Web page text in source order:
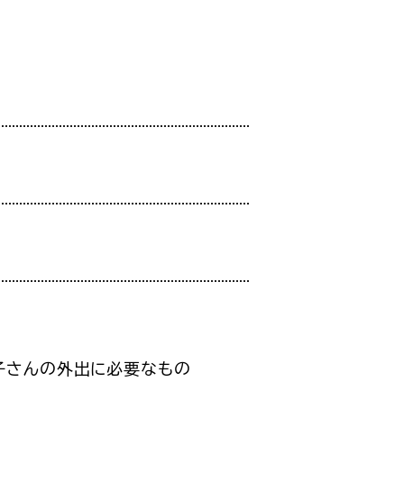
さんの外出に必要なもの